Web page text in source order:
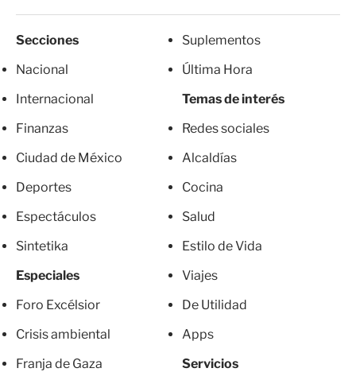
Secciones
Nacional
Internacional
Finanzas
Ciudad de México
Deportes
Espectáculos
Sintetika
Especiales
Foro Excélsior
Crisis ambiental
Franja de Gaza
Suplementos
Última Hora
Temas de interés
Redes sociales
Alcaldías
Cocina
Salud
Estilo de Vida
Viajes
De Utilidad
Apps
Servicios